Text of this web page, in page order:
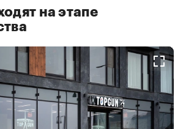
на этапе